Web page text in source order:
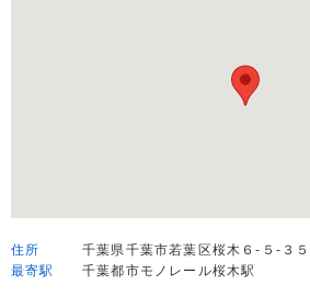
住所
千葉県千葉市若葉区桜木６-５-３５
最寄駅
千葉都市モノレール桜木駅